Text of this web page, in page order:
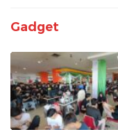
Gadget